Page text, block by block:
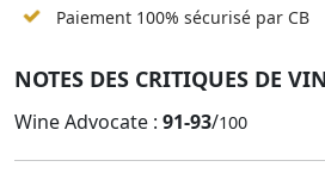
Paiement 100% sécurisé par CB
NOTES DES CRITIQUES DE VIN
Wine Advocate : 91-93/100